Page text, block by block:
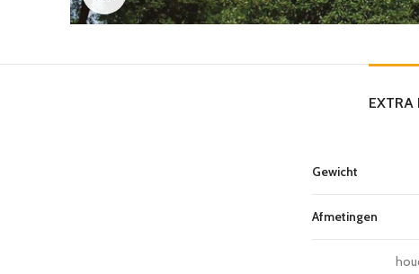
EXTRA
Gewicht
Afmetingen